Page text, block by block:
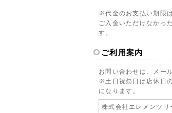
※代金のお支払い期限
ご入金いただけなかっ
す。
ご利用案内
お問い合わせは、メー
※土日祝祭日は店休日
になります。
株式会社エレメンツリ